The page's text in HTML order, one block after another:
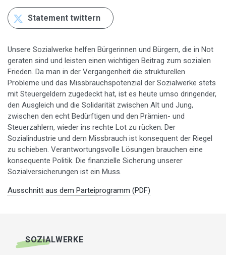
Statement twittern
Unsere Sozialwerke helfen Bürgerinnen und Bürgern, die in Not
geraten sind und leisten einen wichtigen Beitrag zum sozialen
Frieden. Da man in der Vergangenheit die strukturellen
Probleme und das Missbrauchspotenzial der Sozialwerke stets
mit Steuergeldern zugedeckt hat, ist es heute umso dringender,
den Ausgleich und die Solidarität zwischen Alt und Jung,
zwischen den echt Bedürftigen und den Prämien- und
Steuerzahlern, wieder ins rechte Lot zu rücken. Der
Sozialindustrie und dem Missbrauch ist konsequent der Riegel
zu schieben. Verantwortungsvolle Lösungen brauchen eine
konsequente Politik. Die finanzielle Sicherung unserer
Sozialversicherungen ist ein Muss.
Ausschnitt aus dem Parteiprogramm (PDF)
SOZIALWERKE